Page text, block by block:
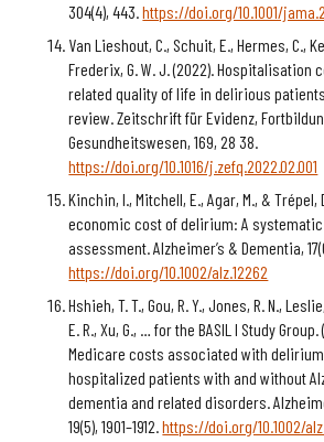
304(4), 443.https://doi.org/10.1001/
Van Lieshout, C., Schuit, E., Hermes, C.,
Frederix, G. W. J. (2022). Hospitalisation
related quality of life in delirious
review. Zeitschrift für Evidenz,
Gesundheitswesen, 169, 28 38.
https://doi.org/10.1016/j.zefq.2022.02.001
Kinchin, I., Mitchell, E., Agar, M., & Trépel,
economic cost of delirium: A
assessment. Alzheimer’s & Dementia,
https://doi.org/10.1002/alz.12262
Hshieh, T. T., Gou, R. Y., Jones, R. N.,
E. R., Xu, G., … for the BASIL I Study
Medicare costs associated with
hospitalized patients with and without
dementia and related disorders.
19(5), 1901–1912.https://doi.org/10.1002/